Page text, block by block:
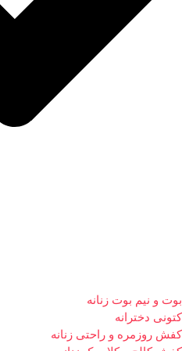
بوت و نیم بوت زنانه
کتونی دخترانه
کفش روزمره و راحتی زنانه